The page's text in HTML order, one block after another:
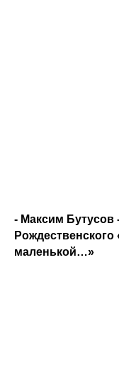
- Максим Бутусов
маленькой…»